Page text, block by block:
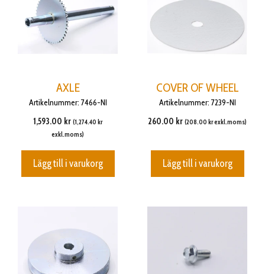
AXLE
Artikelnummer: 7466-NI
1,593.00 kr (1,274.40 kr
exkl.moms)
Lägg till i varukorg
COVER OF WHEEL
Artikelnummer: 7239-NI
260.00 kr (208.00 krexkl.moms)
Lägg till i varukorg